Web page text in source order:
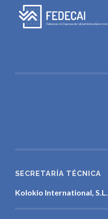
SECRETARÍA TÉCNICA
Kolokio International, S.L.